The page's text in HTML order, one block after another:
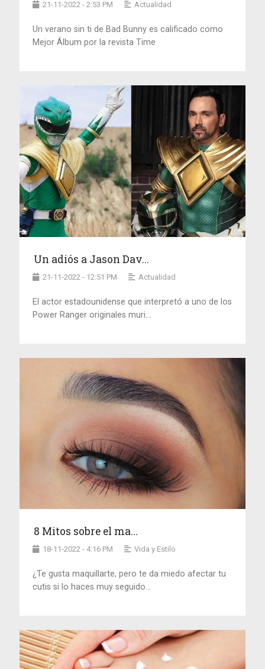
21-11-2022 - 2:53 PM Actualidad
Un verano sin ti de Bad Bunny es calificado como
Mejor Álbum por la revista Time
Un adiós a Jason Dav...
21-11-2022 - 12:51 PM Actualidad
El actor estadounidense que interpretó a uno de los
Power Ranger originales muri...
8 Mitos sobre el ma...
18-11-2022 - 4:16 PM Vida y Estilo
¿Te gusta maquillarte, pero te da miedo afectar tu
cutis si lo haces muy seguido...